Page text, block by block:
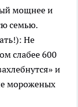
мощнее и
семью.
Не
слабее 600
и
мороженых